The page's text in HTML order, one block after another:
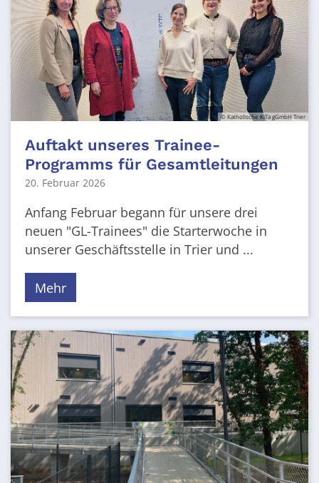
© Katholische KiTa gGmbH Trier
Auftakt unseres Trainee-
Programms für Gesamtleitungen
20. Februar 2026
Anfang Februar begann für unsere drei
neuen "GL-Trainees" die Starterwoche in
unserer Geschäftsstelle in Trier und ...
Mehr